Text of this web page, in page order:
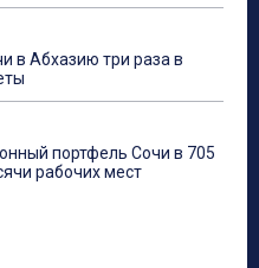
в Абхазию три раза в
портфель Сочи в 705
рабочих мест